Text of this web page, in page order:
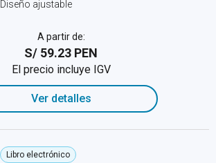
Diseño ajustable
A partir de:
S/ 59.23 PEN
El precio incluye IGV
Ver detalles
Libro electrónico